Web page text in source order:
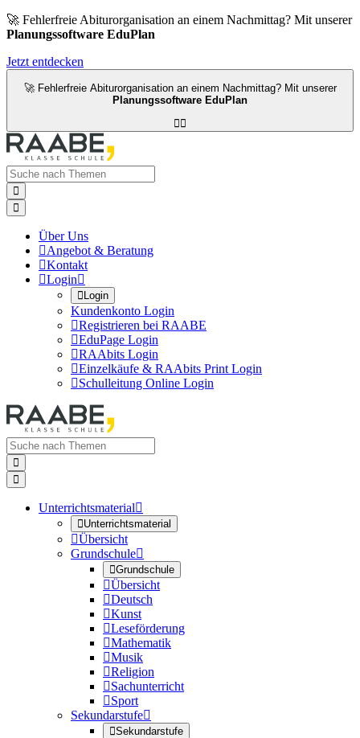
🚀 Fehlerfreie Abiturorganisation an einem Nachmittag? Mit unserer
Planungssoftware EduPlan
Jetzt entdecken
🚀 Fehlerfreie Abiturorganisation an einem Nachmittag? Mit unserer
Planungssoftware EduPlan



Über Uns
Angebot & Beratung
Kontakt
Login
Login
Kundenkonto Login
Registrieren bei RAABE
EduPage Login
RAAbits Login
Einzelkäufe & RAAbits Print Login
Schulleitung Online Login


Unterrichtsmaterial
Unterrichtsmaterial
Übersicht
Grundschule
Grundschule
Übersicht
Deutsch
Kunst
Leseförderung
Mathematik
Musik
Religion
Sachunterricht
Sport
Sekundarstufe
Sekundarstufe